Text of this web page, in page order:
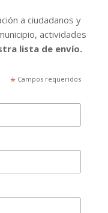
a ciudadanos y
actividades
lista de envío.
*Campos requeridos